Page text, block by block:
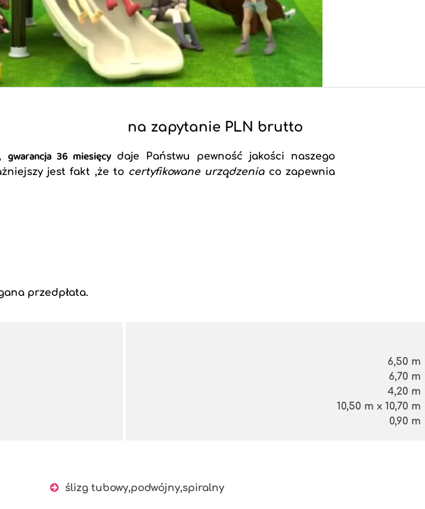
na zapytanie PLN brutto
gwarancja 36 miesięcy daje Państwu pewność jakości naszego
jest fakt ,że to certyfikowane urządzenia co zapewnia
przedpłata.
6,50 m
6,70 m
4,20 m
10,50 m x 10,70 m
0,90 m
ślizg tubowy,podwójny,spiralny